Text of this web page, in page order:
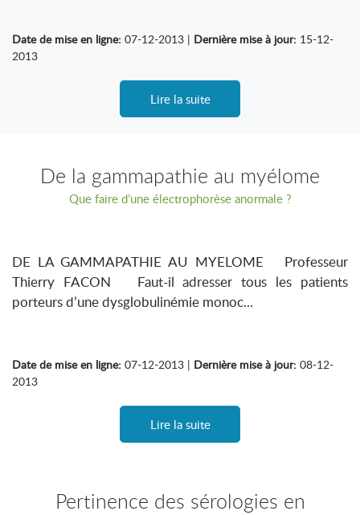
Date de mise en ligne: 07-12-2013 | Dernière mise à jour: 15-12-
2013
Lire la suite
De la gammapathie au myélome
Que faire d’une électrophorèse anormale ?
DE LA GAMMAPATHIE AU MYELOME Professeur
Thierry FACON Faut-il adresser tous les patients
porteurs d’une dysglobulinémie monoc...
Date de mise en ligne: 07-12-2013 | Dernière mise à jour: 08-12-
2013
Lire la suite
Pertinence des sérologies en